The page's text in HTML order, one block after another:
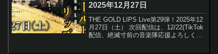
2025年12月27日
THE GOLD LIPS Live第29弾！2025年12
月27日（土） 次回配信は、12/22(TikTok
配信、絶滅寸前の音楽隊⁡応援よろしくお